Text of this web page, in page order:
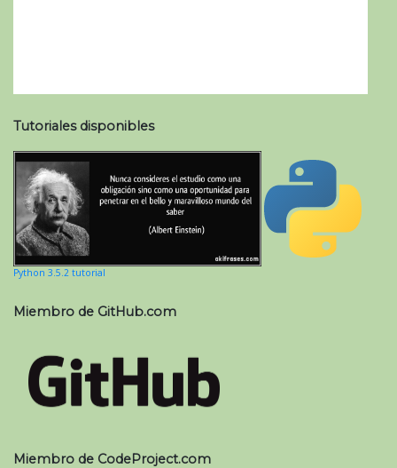
Tutoriales disponibles
Python 3.5.2 tutorial
Miembro de GitHub.com
Miembro de CodeProject.com